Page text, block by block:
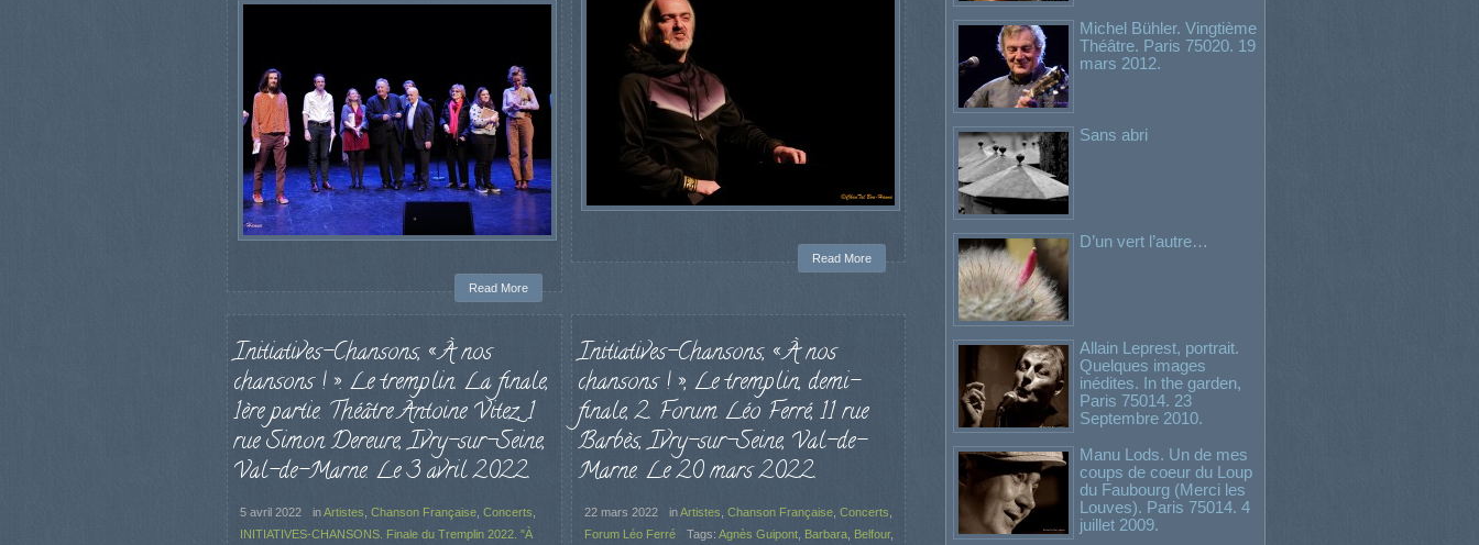
Read More
Read More
Initiatives-Chansons, « À nos
chansons ! ». Le tremplin. La finale,
1ère partie. Théâtre Antoine Vitez, 1
rue Simon Dereure, Ivry-sur-Seine,
Val-de-Marne. Le 3 avril 2022.
5 avril 2022 inArtistes Chanson Française Concerts
INITIATIVES-CHANSONS. Finale du Tremplin 2022. "À
Initiatives-Chansons, « À nos
chansons ! », Le tremplin, demi-
finale, 2. Forum Léo Ferré, 11 rue
Barbès, Ivry-sur-Seine, Val-de-
Marne. Le 20 mars 2022.
22 mars 2022 inArtistes Chanson Française, Concerts
Forum Léo Ferré
Tags: Agnès Guipont, Barbara, Belfour,
Michel Bühler. Vingtième
Théâtre. Paris 75020. 19
mars 2012.
Sans abri
D’un vert l’autre…
Allain Leprest, portrait.
Quelques images
inédites. In the garden,
Paris 75014. 23
Septembre 2010.
Manu Lods. Un de mes
coups de coeur du Loup
du Faubourg (Merci les
Louves). Paris 75014. 4
juillet 2009.